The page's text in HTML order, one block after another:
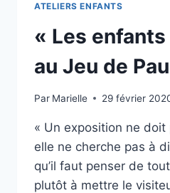
ATELIERS ENFANTS
« Les enfants
au Jeu de
Par Marielle 29 février
« Un exposition ne
elle ne cherche pas à
qu’il faut penser de
plutôt à mettre le